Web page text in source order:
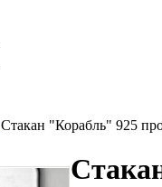
Стакан "Корабль" 925